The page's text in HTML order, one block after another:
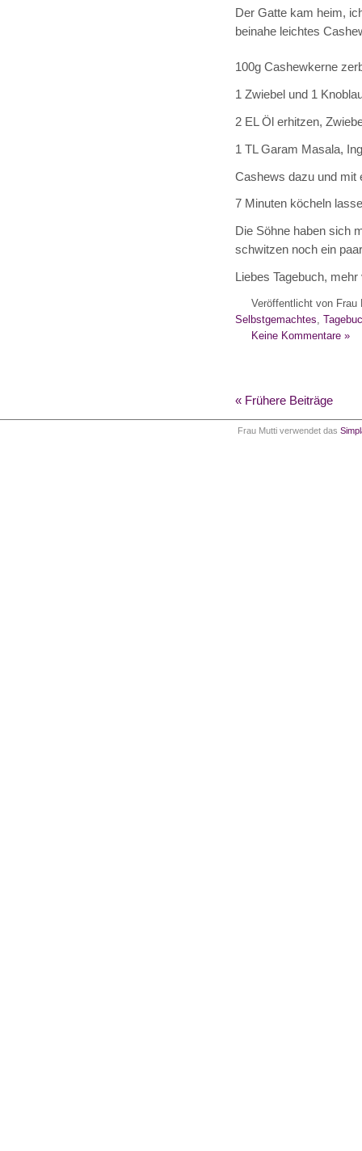
Der Gatte kam heim,
beinahe leichtes
100g Cashewkerne
1 Zwiebel und 1
2 EL Öl erhitzen,
1 TL Garam Masala,
Cashews dazu und mit
7 Minuten köcheln
Die Söhne haben sich
schwitzen noch ein
Liebes Tagebuch,
Veröffentlicht von Frau
Selbstgemachtes
Keine Kommentare »
« Frühere Beiträge
Frau Mutti verwendet das